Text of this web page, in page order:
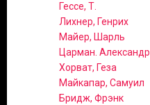
Гессе, Т.
Лихнер, Генрих
Майер, Шарль
Царман. Александр
Хорват, Геза
Майкапар, Самуил
Бридж, Фрэнк